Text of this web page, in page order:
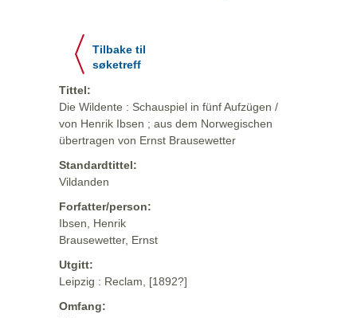
Tilbake til
søketreff
Tittel:
Die Wildente : Schauspiel in fünf Aufzügen /
von Henrik Ibsen ; aus dem Norwegischen
übertragen von Ernst Brausewetter
Standardtittel:
Vildanden
Forfatter/person:
Ibsen, Henrik
Brausewetter, Ernst
Utgitt:
Leipzig : Reclam, [1892?]
Omfang: